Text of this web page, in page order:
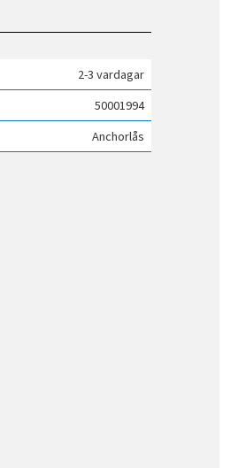
2-3 vardagar
50001994
Anchorlås